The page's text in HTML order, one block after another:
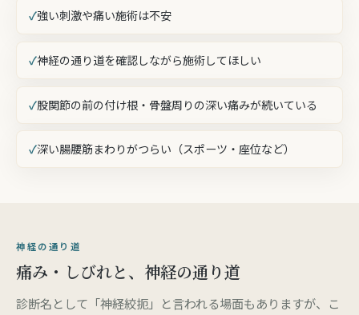
強い刺激や痛い施術は不安
神経の通り道を確認しながら施術してほしい
股関節の前の付け根・骨盤周りの深い痛みが続いている
深い腸腰筋まわりがつらい（スポーツ・座位など）
神経の通り道
痛み・しびれと、神経の通り道
診断名として「神経絞扼」と言われる場面もありますが、こ